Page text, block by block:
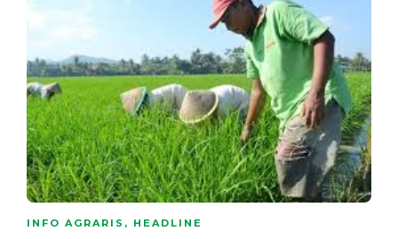
INFO AGRARIS , HEADLINE